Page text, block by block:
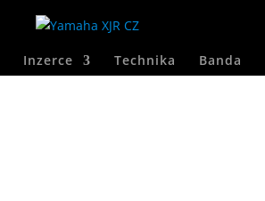
Inzerce Technika Banda